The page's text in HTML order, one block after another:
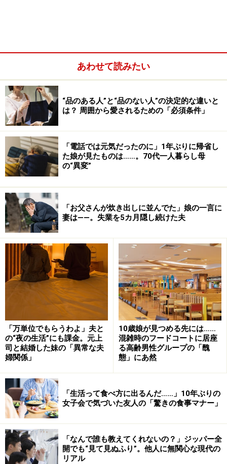
時折長女が見に行ってくれたり私が行ったりしていたん
ですが、去年あたりから、なんとなく水回りの汚れが気
になるようになったんです。どうやら料理好きだった義
母が、あまり料理をしなくなったみたい。それとなく義
父に聞いたら、買った惣菜が多いと。そのせいかどうか
わかりませんが、義父の糖尿病も悪化してしまった」
びっくり！ 義母がくれた和菓子の箱に……
以前から週末には作り置きをしていたミツコさん、義父
母の分も作ることにした。もともと関西出身のミツコさ
んは出汁をきかせた薄味料理が得意だ。
「作り置きに加えて、週に3～4回は食べやすい肉料理や
魚料理を作って、手の空いている子に運んでもらうこと
にしました。最初のうちは義母から『ありがとう。助か
るわ』と電話がかかってきていたんです。いちいちお礼
なんていいですからと言っていたら、あるとき長女が
『お母さんにって、おばあちゃんがくれたよ』と、私の
あわせて読みたい
“品のある人”と“品のない人”の決定的な違いと
は？ 周囲から愛されるための「必須条件」
「電話では元気だったのに」1年ぶりに帰省し
た娘が見たものは……。70代一人暮らし母
の“異変”
「お父さんが炊き出しに並んでた」娘の一言に
妻は――。失業を5カ月隠し続けた夫
「万単位でもらうわよ」夫と
の“夜の生活”にも課金。元上
司と結婚した妹の「異常な夫
婦関係」
10歳娘が見つめる先には……
混雑時のフードコートに居座
る高齢男性グループの「醜
態」にあ然
「生活って食べ方に出るんだ……」10年ぶりの
女子会で気づいた友人の「驚きの食事マナー」
「なんで誰も教えてくれないの？」ジッパー全
開でも“見て見ぬふり”。他人に無関心な現代の
リアル